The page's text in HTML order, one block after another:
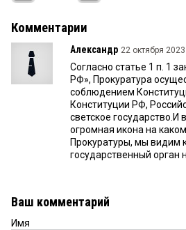
Комментарии
Александр 22 октября
Согласно статье 1 п. 1
РФ», Прокуратура
соблюдением
Конституции РФ,
светское государство.И
огромная икона на
Прокуратуры, мы видим
государственный орган
Ваш комментарий
Имя